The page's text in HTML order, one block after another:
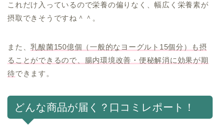
これだけ入っているので栄養の偏りなく、幅広く栄養素が
摂取できそうですね＾＾。
また、乳酸菌150億個（一般的なヨーグルト15個分）も摂
ることができるので、腸内環境改善・便秘解消に効果が期
待できます。
どんな商品が届く？口コミレポート！